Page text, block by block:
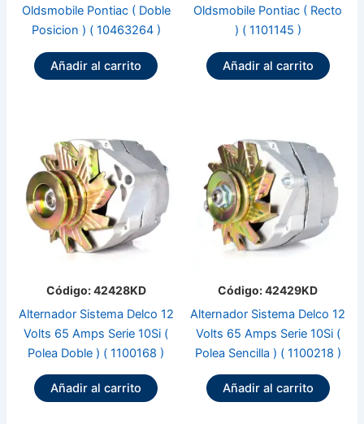
Oldsmobile Pontiac ( Doble
Posicion ) ( 10463264 )
Añadir al carrito
Oldsmobile Pontiac ( Recto
) ( 1101145 )
Añadir al carrito
Código: 42428KD
Alternador Sistema Delco 12
Volts 65 Amps Serie 10Si (
Polea Doble ) ( 1100168 )
Añadir al carrito
Código: 42429KD
Alternador Sistema Delco 12
Volts 65 Amps Serie 10Si (
Polea Sencilla ) ( 1100218 )
Añadir al carrito